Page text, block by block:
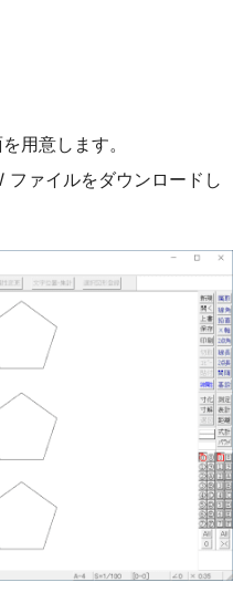
用意します。
ファイルをダウンロードし